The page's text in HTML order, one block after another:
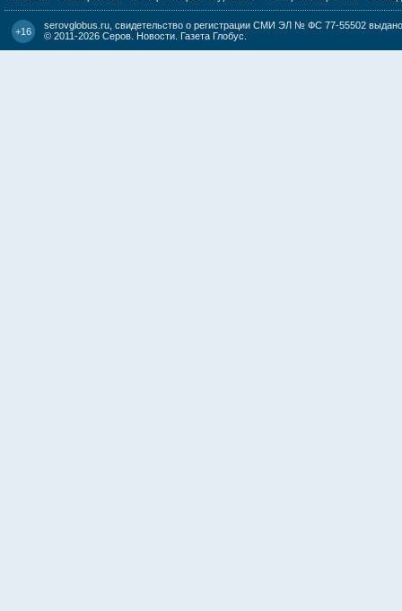
+16
serovglobus.ru, свидетельство о регистрации СМИ ЭЛ № ФС 77-55502
© 2011-2026 Серов. Новости. Газета Глобус